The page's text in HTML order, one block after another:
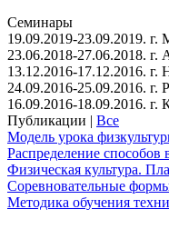
Семинары
19.09.2019-23.09.2019. г.
23.06.2018-27.06.2018. г.
13.12.2016-17.12.2016. г.
24.09.2016-25.09.2016. г.
16.09.2016-18.09.2016.
Публикации | Все
Модель урока
Распределение
Физическая культура.
Соревновательные
Методика обучения